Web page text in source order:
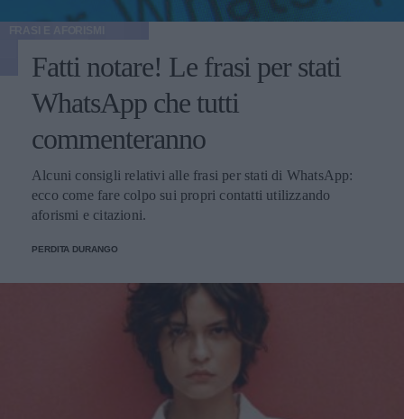
Fatti notare! Le frasi per stati
WhatsApp che tutti
commenteranno
Alcuni consigli relativi alle frasi per stati di WhatsApp:
ecco come fare colpo sui propri contatti utilizzando
aforismi e citazioni.
PERDITA DURANGO